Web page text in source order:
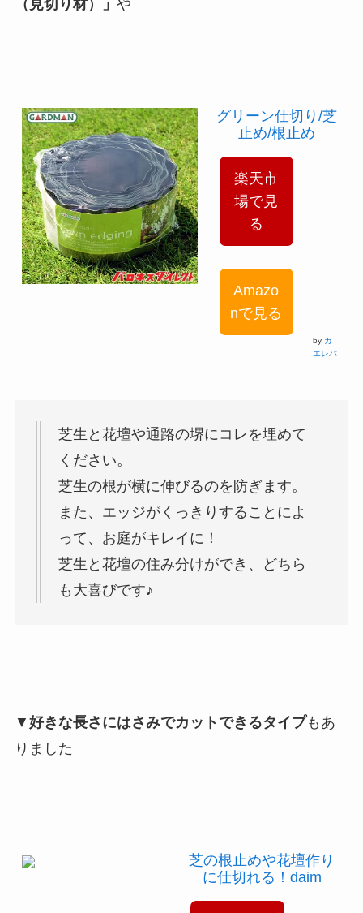
（見切り材）」 や
グリーン仕切り/芝
止め/根止め
楽天市
場で見
る
Amazo
nで見る
by カ
エレバ
芝生と花壇や通路の堺にコレを埋めて
ください。
芝生の根が横に伸びるのを防ぎます。
また、エッジがくっきりすることによ
って、お庭がキレイに！
芝生と花壇の住み分けができ、どちら
も大喜びです♪
▼ 好きな長さにはさみでカットできるタイプもあ
りました
芝の根止めや花壇作り
に仕切れる！daim